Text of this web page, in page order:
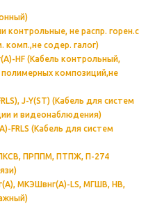
контрольные, не распр. горен.с
комп.,не содер. галог)
HF (Кабель контрольный,
композиций,не
J-Y(ST) (Кабель для систем
и видеонаблюдения)
FRLS (Кабель для систем
ПРППМ, ПТПЖ, П-274
МКЭШвнг(А)-LS, МГШВ, НВ,